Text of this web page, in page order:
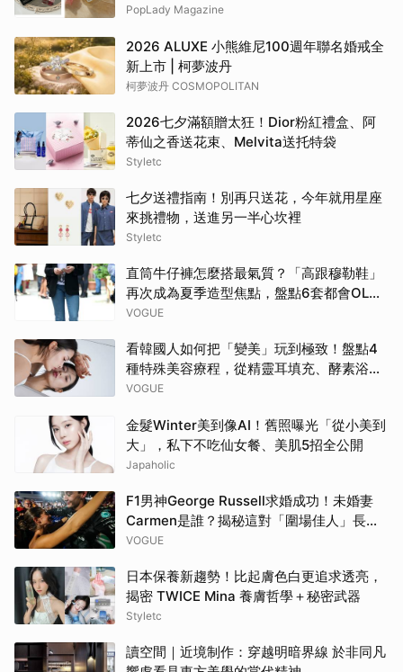
彩妝、香氛清單，把浪漫穿戴在身上
PopLady Magazine
2026 ALUXE 小熊維尼100週年聯名婚戒全
新上市 | 柯夢波丹
柯夢波丹 COSMOPOLITAN
2026七夕滿額贈太狂！Dior粉紅禮盒、阿
蒂仙之香送花束、Melvita送托特袋
Styletc
七夕送禮指南！別再只送花，今年就用星座
來挑禮物，送進另一半心坎裡
Styletc
直筒牛仔褲怎麼搭最氣質？「高跟穆勒鞋」
再次成為夏季造型焦點，盤點6套都會OL穿
搭公式
VOGUE
看韓國人如何把「變美」玩到極致！盤點4
種特殊美容療程，從精靈耳填充、酵素浴到
一天做10項醫美
VOGUE
金髮Winter美到像AI！舊照曝光「從小美到
大」，私下不吃仙女餐、美肌5招全公開
Japaholic
F1男神George Russell求婚成功！未婚妻
Carmen是誰？揭秘這對「圍場佳人」長跑6
年的戀愛故事
VOGUE
日本保養新趨勢！比起膚色白更追求透亮，
揭密 TWICE Mina 養膚哲學＋秘密武器
Styletc
讀空間｜近境制作：穿越明暗界線 於非同凡